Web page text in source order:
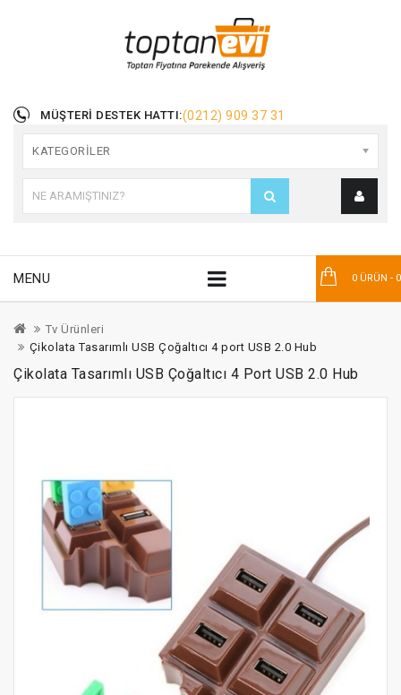
MÜŞTERI DESTEK HATTI:(0212) 909 37 31
KATEGORILER
0 ÜRÜN -
MENU
Tv Ürünleri
Çikolata Tasarımlı USB Çoğaltıcı 4 port USB 2.0 Hub
Çikolata Tasarımlı USB Çoğaltıcı 4 Port USB 2.0 Hub